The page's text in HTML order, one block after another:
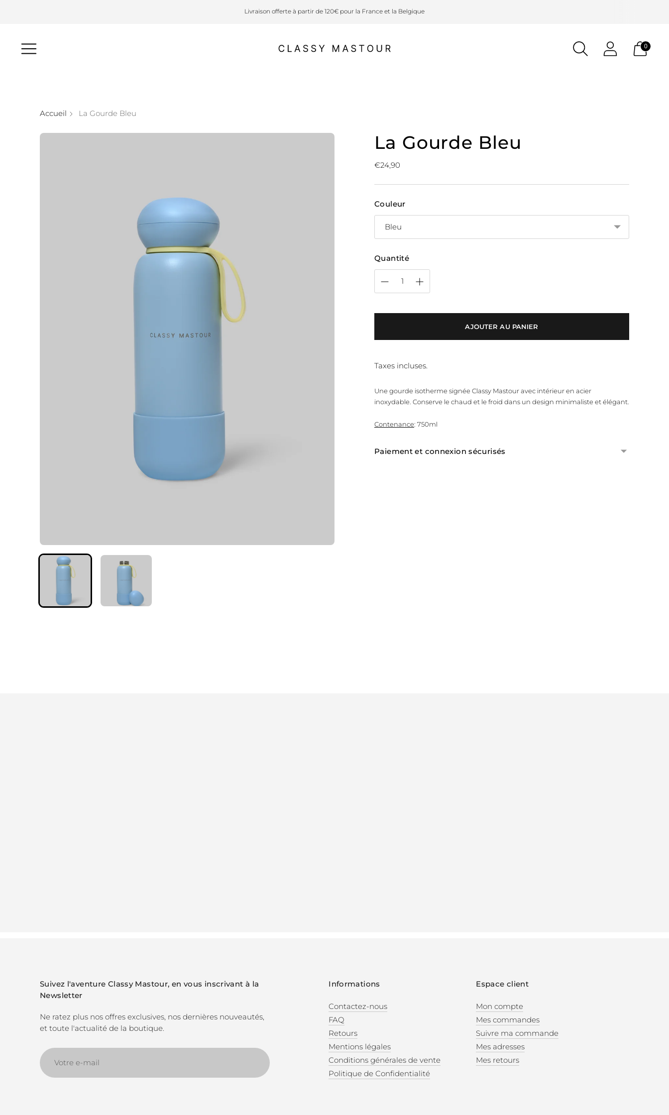
Livraison offerte à partir de 120€ pour la France et la Belgique
0
Accueil La Gourde Bleu
La Gourde Bleu
€24,90
Prix
Couleur
Quantité
AJOUTER AU PANIER
Taxes incluses.
Une gourde isotherme signée Classy Mastour avec intérieur en acier
inoxydable. Conserve le chaud et le froid dans un design minimaliste et élégant.
Contenance: 750ml
Paiement et connexion sécurisés
Suivez l'aventure Classy Mastour, en vous inscrivant à la
Newsletter
Ne ratez plus nos offres exclusives, nos dernières nouveautés,
et toute l'actualité de la boutique.
Votre
e-
mail
Informations
Contactez-nous
FAQ
Retours
Mentions légales
Conditions générales de vente
Politique de Confidentialité
Espace client
Mon compte
Mes commandes
Suivre ma commande
Mes adresses
Mes retours